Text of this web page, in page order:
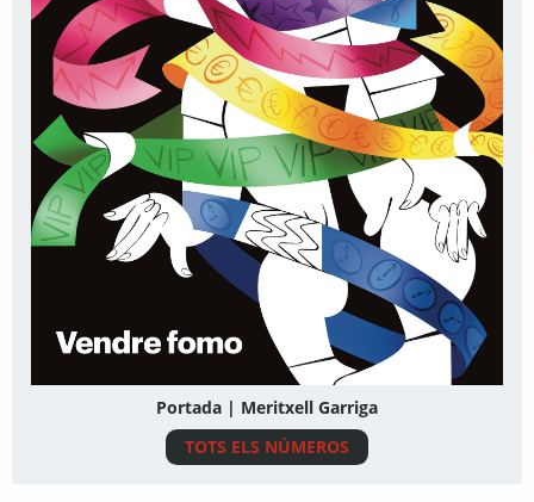
Portada | Meritxell Garriga
TOTS ELS NÚMEROS